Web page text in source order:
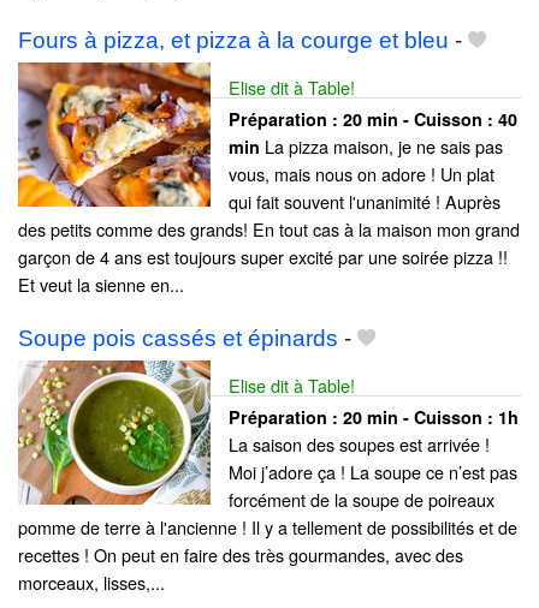
Fours à pizza, et pizza à la courge et bleu -
Elise dit à Table!
Préparation : 20 min - Cuisson : 40
min La pizza maison, je ne sais pas
vous, mais nous on adore ! Un plat
qui fait souvent l'unanimité ! Auprès
des petits comme des grands! En tout cas à la maison mon grand
garçon de 4 ans est toujours super excité par une soirée pizza !!
Et veut la sienne en...
Soupe pois cassés et épinards -
Elise dit à Table!
Préparation : 20 min - Cuisson : 1h
La saison des soupes est arrivée !
Moi j’adore ça ! La soupe ce n’est pas
forcément de la soupe de poireaux
pomme de terre à l'ancienne ! Il y a tellement de possibilités et de
recettes ! On peut en faire des très gourmandes, avec des
morceaux, lisses,...